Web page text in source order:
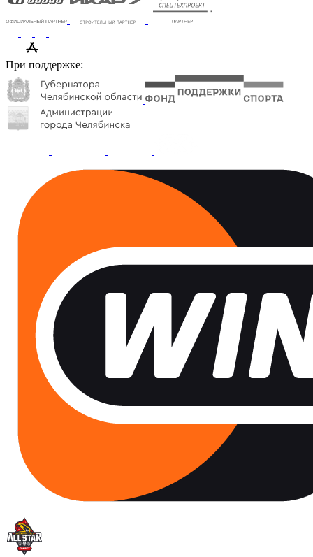
При поддержке: